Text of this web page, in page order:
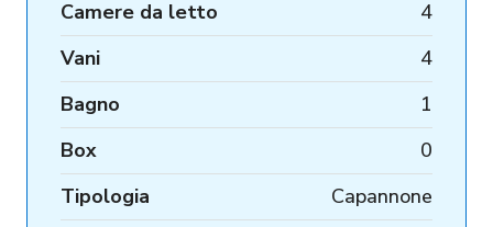
Camere da letto
4
Vani
4
Bagno
1
Box
0
Tipologia
Capannone